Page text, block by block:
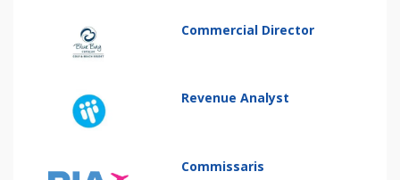
Commercial Director
Revenue Analyst
Commissaris